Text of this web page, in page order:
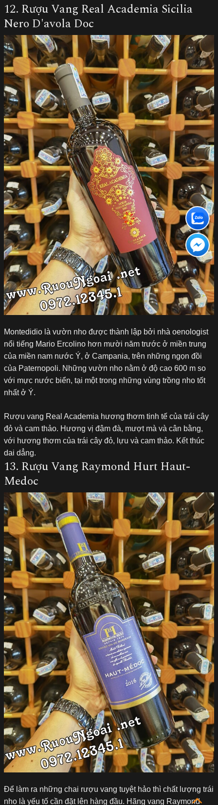
12. Rượu Vang Real Academia Sicilia
Nero D'avola Doc
Montedidio là vườn nho được thành lập bởi nhà oenologist
nổi tiếng Mario Ercolino hơn mười năm trước ở miền trung
của miền nam nước Ý, ở Campania, trên những ngọn đồi
của Paternopoli. Những vườn nho nằm ở độ cao 600 m so
với mực nước biển, tại một trong những vùng trồng nho tốt
nhất ở Ý.
Rượu vang Real Academia hương thơm tinh tế của trái cây
đỏ và cam thảo. Hương vị đậm đà, mượt mà và cân bằng,
với hương thơm của trái cây đỏ, lựu và cam thảo. Kết thúc
dai dẳng.
13. Rượu Vang Raymond Hurt Haut-
Medoc
Để làm ra những chai rượu vang tuyệt hảo thì chất lượng trái
nho là yếu tố cần đặt lên hàng đầu. Hãng vang Raymond